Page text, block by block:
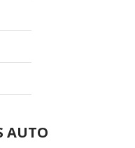
AUTO